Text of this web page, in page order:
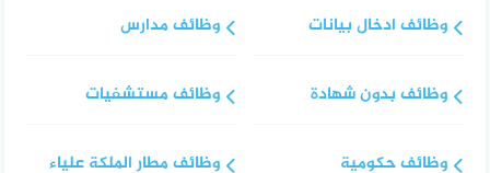
وظائف ادخال بيانات
وظائف بدون شهادة
وظائف حكومية
وظائف مدارس
وظائف مستشفيات
وظائف مطار الملكة علياء